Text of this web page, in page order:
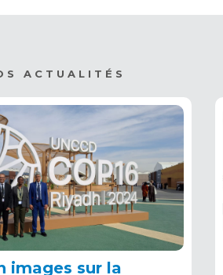
ACTUALITÉS
images sur la